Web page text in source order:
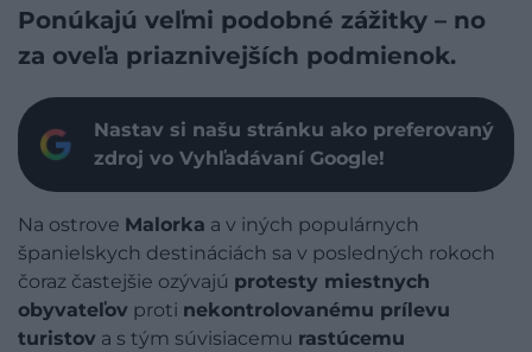
Ponúkajú veľmi podobné zážitky – no
za oveľa priaznivejších podmienok.
Nastav si našu stránku ako preferovaný
zdroj vo Vyhľadávaní Google!
Na ostrove Malorka a v iných populárnych
španielskych destináciách sa v posledných rokoch
čoraz častejšie ozývajú protesty miestnych
obyvateľov proti nekontrolovanému prílevu
turistov a s tým súvisiacemu rastúcemu